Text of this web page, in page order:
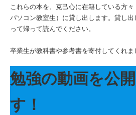
これらの本を、克己心に在籍している方々
パソコン教室生）に貸し出します。貸し
って帰って読んでください。
卒業生が教科書や参考書を寄付してくれま
勉強の動画を公
す！